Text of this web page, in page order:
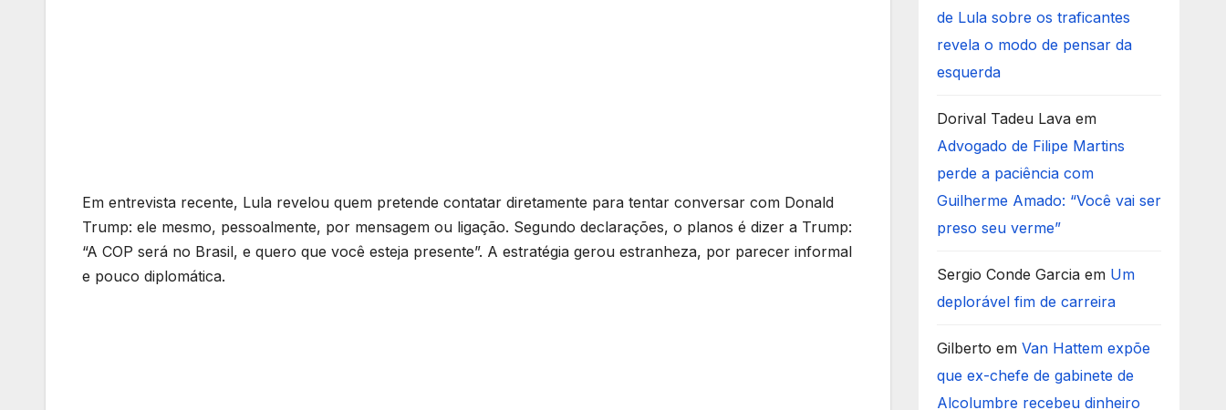
Em entrevista recente, Lula revelou quem pretende contatar diretamente para tentar conversar com Donald
Trump: ele mesmo, pessoalmente, por mensagem ou ligação. Segundo declarações, o planos é dizer a Trump:
“A COP será no Brasil, e quero que você esteja presente”. A estratégia gerou estranheza, por parecer informal
e pouco diplomática.
de Lula sobre os traficantes
revela o modo de pensar da
esquerda
Dorival Tadeu Lavaem
Advogado de Filipe Martins
perde a paciência com
Guilherme Amado: “Você vai ser
preso seu verme”
Sergio Conde Garciaem Um
deplorável fim de carreira
Gilberto em Van Hattem expõe
que ex-chefe de gabinete de
Alcolumbre recebeu dinheiro